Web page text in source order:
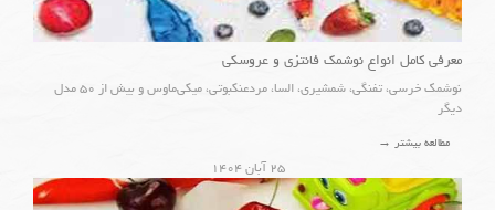
معرفی کامل انواع نوشمک فانتزی و عروسکی
نوشمک خرسی، تفنگی، شمشیری، السا، مردعنکبوتی، میکی‌ماوس و بیش از ۵۰ مدل
دیگر
مطالعه بیشتر →
۲۵ آبان ۱۴۰۴